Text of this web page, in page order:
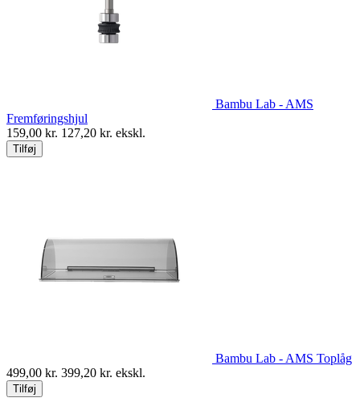
Bambu Lab - AMS
Fremføringshjul
159,00 kr. 127,20 kr. ekskl.
Tilføj
Bambu Lab - AMS Toplåg
499,00 kr. 399,20 kr. ekskl.
Tilføj